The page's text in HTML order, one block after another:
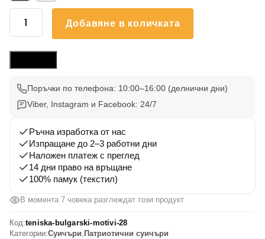
количество
Вдъхновения
28
Добавяне в количката
Поръчки по телефона: 10:00–16:00 (делнични дни)
Viber, Instagram и Facebook: 24/7
Ръчна изработка от нас
Изпращане до 2–3 работни дни
Наложен платеж с преглед
14 дни право на връщане
100% памук (текстил)
В момента 7 човека разглеждат този продукт
Код:teniska-bulgarski-motivi-28
Категории:Суичъри, Патриотични суичъри